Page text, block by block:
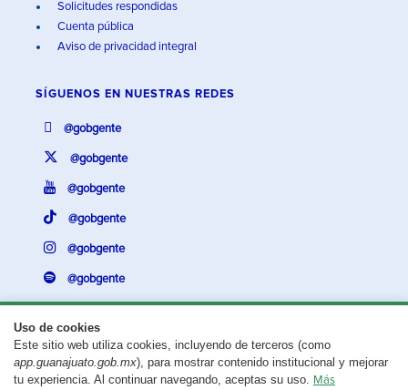
Uso de cookies
Este sitio web utiliza cookies, incluyendo de terceros (como
app.guanajuato.gob.mx), para mostrar contenido institucional y mejorar
tu experiencia. Al continuar navegando, aceptas su uso. Más
Solicitudes respondidas
Cuenta pública
Aviso de privacidad integral
SÍGUENOS EN NUESTRAS REDES
@gobgente
@gobgente
@gobgente
@gobgente
@gobgente
@gobgente
¿Existe algún problema con esta página?Repórtalo aquí.